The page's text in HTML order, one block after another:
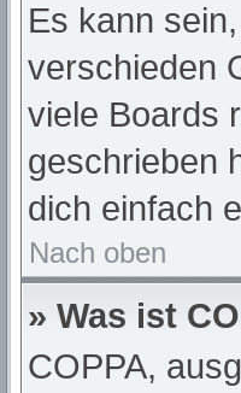
Es kann
verschieden
viele Boards
geschrieben
dich einfach
Nach oben
» Was ist
COPPA,